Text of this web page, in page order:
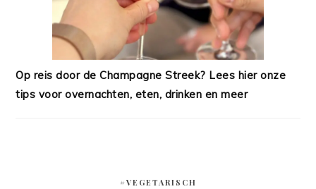
Op reis door de Champagne Streek? Lees hier onze
tips voor overnachten, eten, drinken en meer
#VEGETARISCH